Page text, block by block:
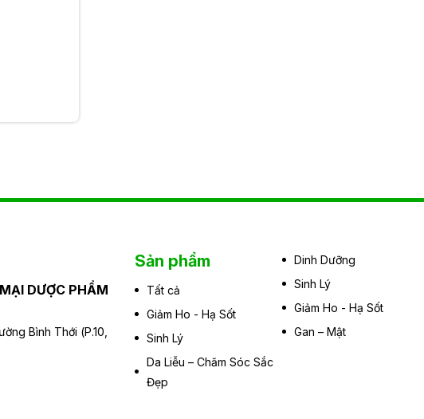
DƯỢC PHẨM
Bình Thới (P.10,
Sản phẩm
Tất cả
Giảm Ho - Hạ Sốt
Sinh Lý
Da Liễu – Chăm Sóc Sắc
Đẹp
Dinh Dưỡng
Sinh Lý
Giảm Ho - Hạ Sốt
Gan – Mật